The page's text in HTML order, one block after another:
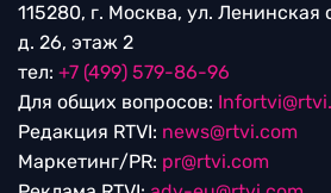
115280, г. Москва, ул. Ленинская
д. 26, этаж 2
тел: +7 (499) 579-86-96
Для общих вопросов:
Редакция RTVI: news@rtvi.com
Маркетинг/PR: pr@rtvi.com